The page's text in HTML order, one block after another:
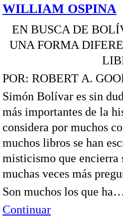
WILLIAM OSPINA
EN BUSCA DE
UNA FORMA
POR: ROBERT A.
Simón Bolívar es sin
más importantes de la
considera por muchos
muchos libros se han
misticismo que encierra
muchas veces más
Son muchos los que
Continuar